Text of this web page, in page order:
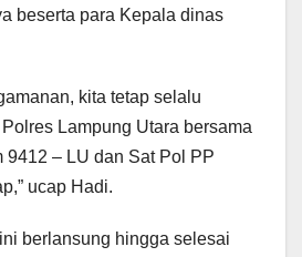
beserta para Kepala dinas
kita tetap selalu
Lampung Utara bersama
9412 – LU dan Sat Pol PP
ucap Hadi.
berlansung hingga selesai